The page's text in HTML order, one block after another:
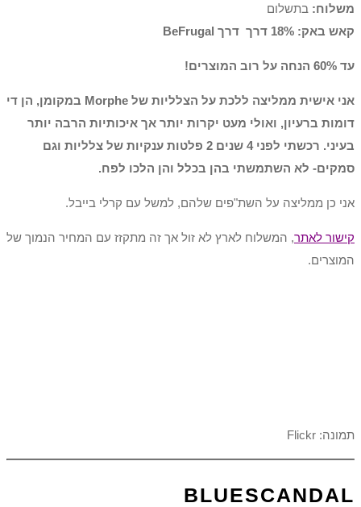
משלוח: בתשלום
קאש באק: 18% דרך דרך BeFrugal
עד 60% הנחה על רוב המוצרים!
אני אישית ממליצה ללכת על הצלליות של Morphe במקומן, הן די
דומות ברעיון, ואולי מעט יקרות יותר אך איכותיות הרבה יותר
בעיני. רכשתי לפני 4 שנים 2 פלטות ענקיות של צלליות וגם
סמקים- לא השתמשתי בהן בכלל והן הלכו לפח.
אני כן ממליצה על השת"פים שלהם, למשל עם קרלי בייבל.
קישור לאתר, המשלוח לארץ לא זול אך זה מתקזז עם המחיר הנמוך של
המוצרים.
תמונה: Flickr
BLUESCANDAL